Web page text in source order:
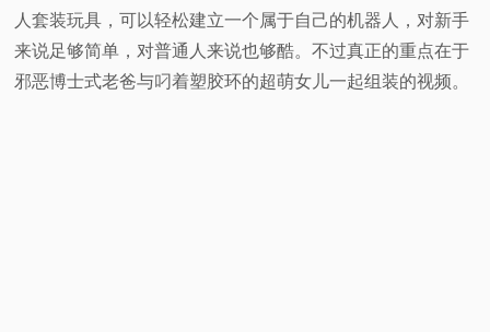
测
视
人套装玩具，可以轻松建立一个属于自己的机器人，对新手
来说足够简单，对普通人来说也够酷。不过真正的重点在于
邪恶博士式老爸与叼着塑胶环的超萌女儿一起组装的视频。